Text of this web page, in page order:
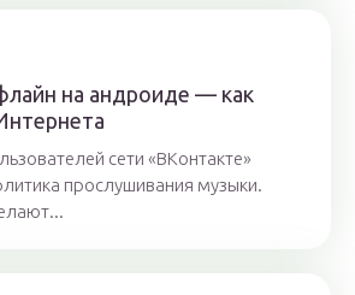
на андроиде — как
сети «ВКонтакте»
прослушивания музыки.